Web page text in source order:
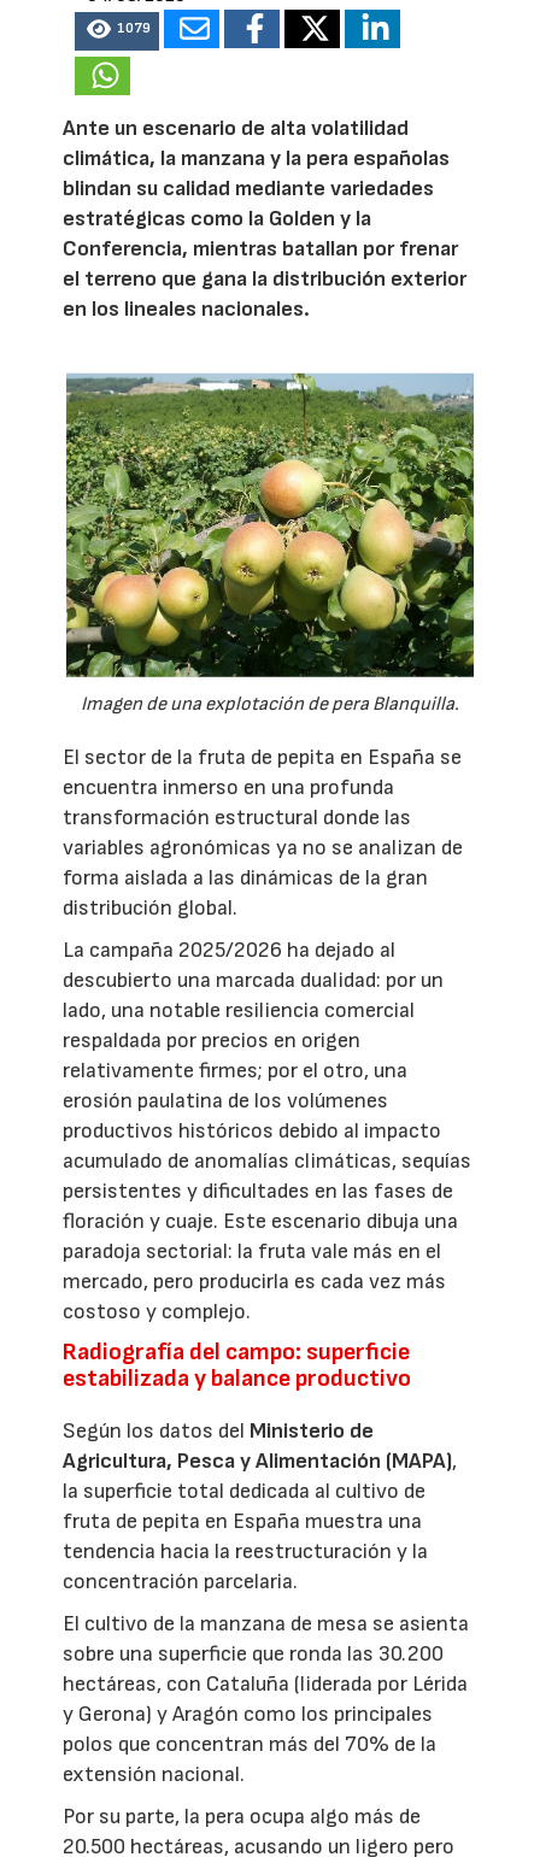
1079
Ante un escenario de alta volatilidad
climática, la manzana y la pera españolas
blindan su calidad mediante variedades
estratégicas como la Golden y la
Conferencia, mientras batallan por frenar
el terreno que gana la distribución exterior
en los lineales nacionales.
Imagen de una explotación de pera Blanquilla.
El sector de la fruta de pepita en España se
encuentra inmerso en una profunda
transformación estructural donde las
variables agronómicas ya no se analizan de
forma aislada a las dinámicas de la gran
distribución global.
La campaña 2025/2026 ha dejado al
descubierto una marcada dualidad: por un
lado, una notable resiliencia comercial
respaldada por precios en origen
relativamente firmes; por el otro, una
erosión paulatina de los volúmenes
productivos históricos debido al impacto
acumulado de anomalías climáticas, sequías
persistentes y dificultades en las fases de
floración y cuaje. Este escenario dibuja una
paradoja sectorial: la fruta vale más en el
mercado, pero producirla es cada vez más
costoso y complejo.
Radiografía del campo: superficie
estabilizada y balance productivo
Según los datos del Ministerio de
Agricultura, Pesca y Alimentación (MAPA),
la superficie total dedicada al cultivo de
fruta de pepita en España muestra una
tendencia hacia la reestructuración y la
concentración parcelaria.
El cultivo de la manzana de mesa se asienta
sobre una superficie que ronda las 30.200
hectáreas, con Cataluña (liderada por Lérida
y Gerona) y Aragón como los principales
polos que concentran más del 70% de la
extensión nacional.
Por su parte, la pera ocupa algo más de
20.500 hectáreas, acusando un ligero pero